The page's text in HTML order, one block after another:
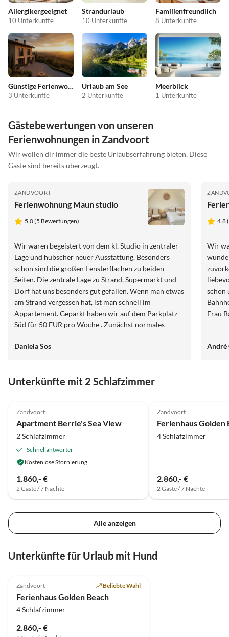
Allergikergeeignet
10 Unterkünfte
Strandurlaub
10 Unterkünfte
Familienfreundlich
8 Unterkünfte
Günstige Ferienwohnungen
3 Unterkünfte
Urlaub am See
2 Unterkünfte
Meerblick
1 Unterkünfte
Gästebewertungen von unseren
Ferienwohnungen in Zandvoort
Wir wollen dir immer die beste Urlaubserfahrung bieten. Diese
Gäste sind bereits überzeugt.
ZANDVOORT
Ferienwohnung Maun studio
5.0 (5 Bewertungen)
Wir waren begeistert von dem kl. Studio in zentraler
Lage und hübscher neuer Ausstattung. Besonders
schön sind die großen Fensterflächen zu beiden
Seiten. Die zentrale Lage zu Strand, Supermarkt und
Dorf hat uns besonders gut gefallen. Wenn man etwas
am Strand vergessen hat, ist man schnell im
Appartement. Geparkt haben wir auf dem Parkplatz
Süd für 50 EUR pro Woche . Zunächst normales
umwandeln. Zum Ausladen kann man kurz vor dem
Daniela Sos
4.8
Wir
schön
Frau
André
Unterkünfte mit 2 Schlafzimmer
Zandvoort
Apartment Berrie's Sea View
2 Schlafzimmer
Schnellantworter
Kostenlose Stornierung
1.860,- €
2 Gäste / 7 Nächte
Zandvoort
Ferienhaus Golden
4 Schlafzimmer
2.860,- €
2 Gäste / 7 Nächte
Alle anzeigen
Unterkünfte für Urlaub mit Hund
Zandvoort Beliebte Wahl
Ferienhaus Golden Beach
4 Schlafzimmer
2.860,- €